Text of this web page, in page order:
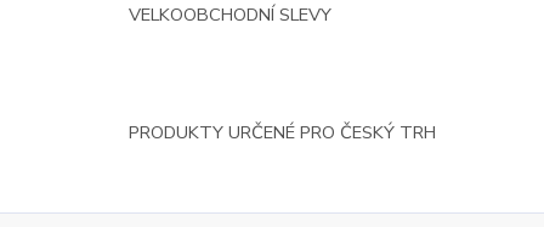
VELKOOBCHODNÍ SLEVY
PRODUKTY URČENÉ PRO ČESKÝ TRH